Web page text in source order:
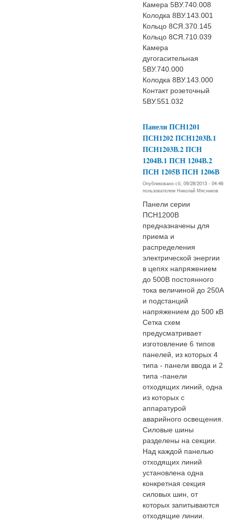
Камера 5ВУ.740.008
Колодка 8ВУ.143.001
Кольцо 8СЯ.370.145
Кольцо 8СЯ.710.039
Камера
дугогасительная
5ВУ.740.000
Колодка 8ВУ.143.000
Контакт розеточный
5ВУ.551.032
Панели ПСН1201
ПСН1202 ПСН1203В.1
ПСН1203В.2 ПСН
1204В.1 ПСН 1204В.2
ПСН 1205В ПСН 1206В
Опубликовано сб, 09/28/2013 - 04:46
пользователем Николай Мясников
Панели серии
ПСН1200В
предназначены для
приема и
распределения
электрической энергии
в цепях на­пряжением
до 500В постоянного
тока величиной до 250А
и подстанций
напряжением до 500 кВ
Сетка схем
предусматривает
изготовление 6 типов
панелей, из которых 4
типа - панели ввода и 2
типа -панели
отходящих линий, одна
из которых с
аппаратурой
аварийного освещения.
Силовые шины
разделены на секции.
Над каждой панелью
отходящих линий
установлена одна
конкретная секция
силовых шин, от
которых запитываются
отходящие линии.